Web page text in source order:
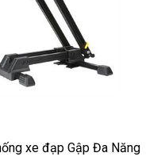
xe đạp Gập Đa Năng